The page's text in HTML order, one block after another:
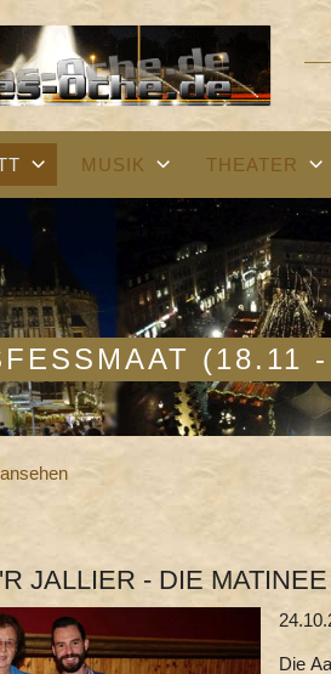
MUSIK THEATER
(18.11
JALLIER - DIE
Die